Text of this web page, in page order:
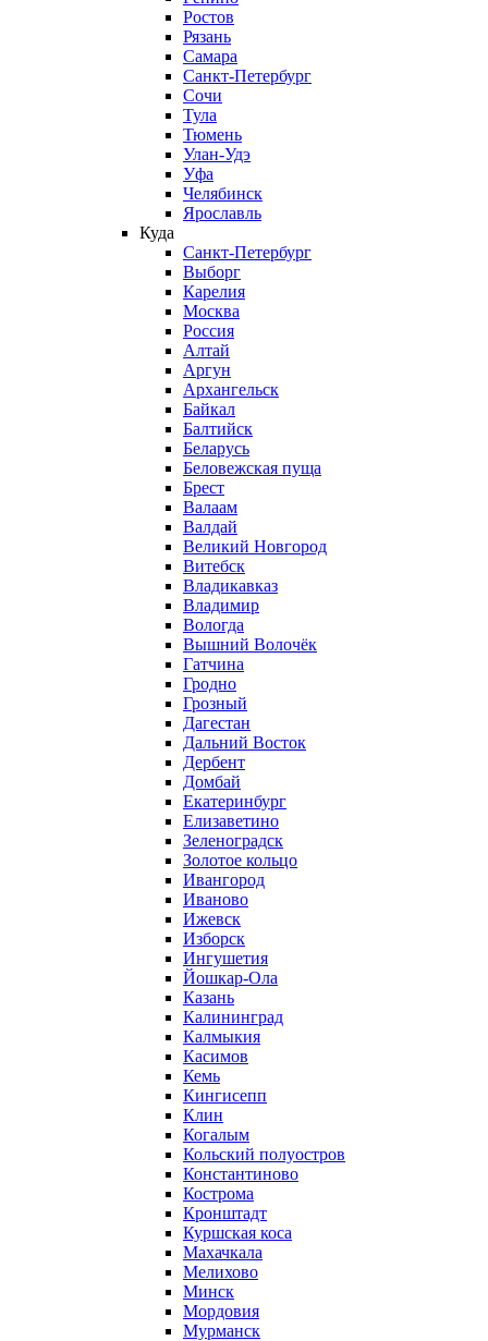
Ростов
Рязань
Самара
Санкт-Петербург
Сочи
Тула
Тюмень
Улан-Удэ
Уфа
Челябинск
Ярославль
Куда
Санкт-Петербург
Выборг
Карелия
Москва
Россия
Алтай
Аргун
Архангельск
Байкал
Балтийск
Беларусь
Беловежская пуща
Брест
Валаам
Валдай
Великий Новгород
Витебск
Владикавказ
Владимир
Вологда
Вышний Волочёк
Гатчина
Гродно
Грозный
Дагестан
Дальний Восток
Дербент
Домбай
Екатеринбург
Елизаветино
Зеленоградск
Золотое кольцо
Ивангород
Иваново
Ижевск
Изборск
Ингушетия
Йошкар-Ола
Казань
Калининград
Калмыкия
Касимов
Кемь
Кингисепп
Клин
Когалым
Кольский полуостров
Константиново
Кострома
Кронштадт
Куршская коса
Махачкала
Мелихово
Минск
Мордовия
Мурманск